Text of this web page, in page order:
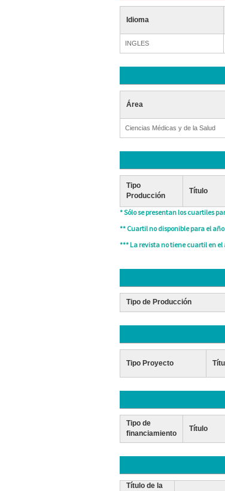
Idioma
INGLES
Área
Ciencias Médicas y de la Salud
Tipo
Producción
Título
* Sólo se presentan los cuartiles
** Cuartil no disponible para el
*** La revista no tiene cuartil en
Tipo de Producción
Tipo Proyecto
Tipo de
financiamiento
Título
Título de la